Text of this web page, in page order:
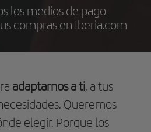
los medios de pago
compras en Iberia.com
adaptarnos a ti, a tus
Queremos
elegir. Porque los